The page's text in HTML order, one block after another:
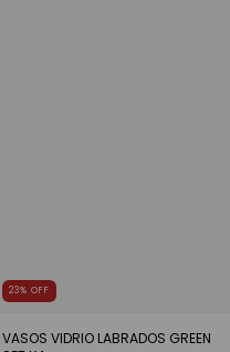
23% OFF
VASOS VIDRIO LABRADOS GREEN